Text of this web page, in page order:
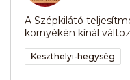
A Szépkilátó
környékén kínál
Keszthelyi-hegység